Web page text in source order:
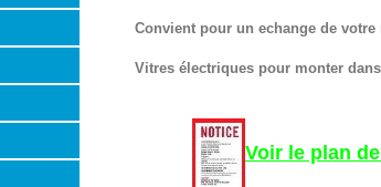
Convient pour un echange de
Vitres électriques pour monter
Voir le plan